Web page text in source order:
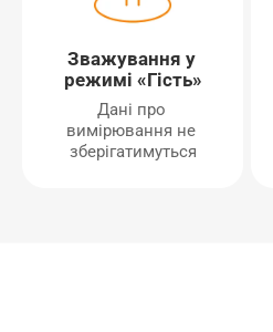
Зважування у
режимі «Гість»
Дані про
вимірювання не
зберігатимуться